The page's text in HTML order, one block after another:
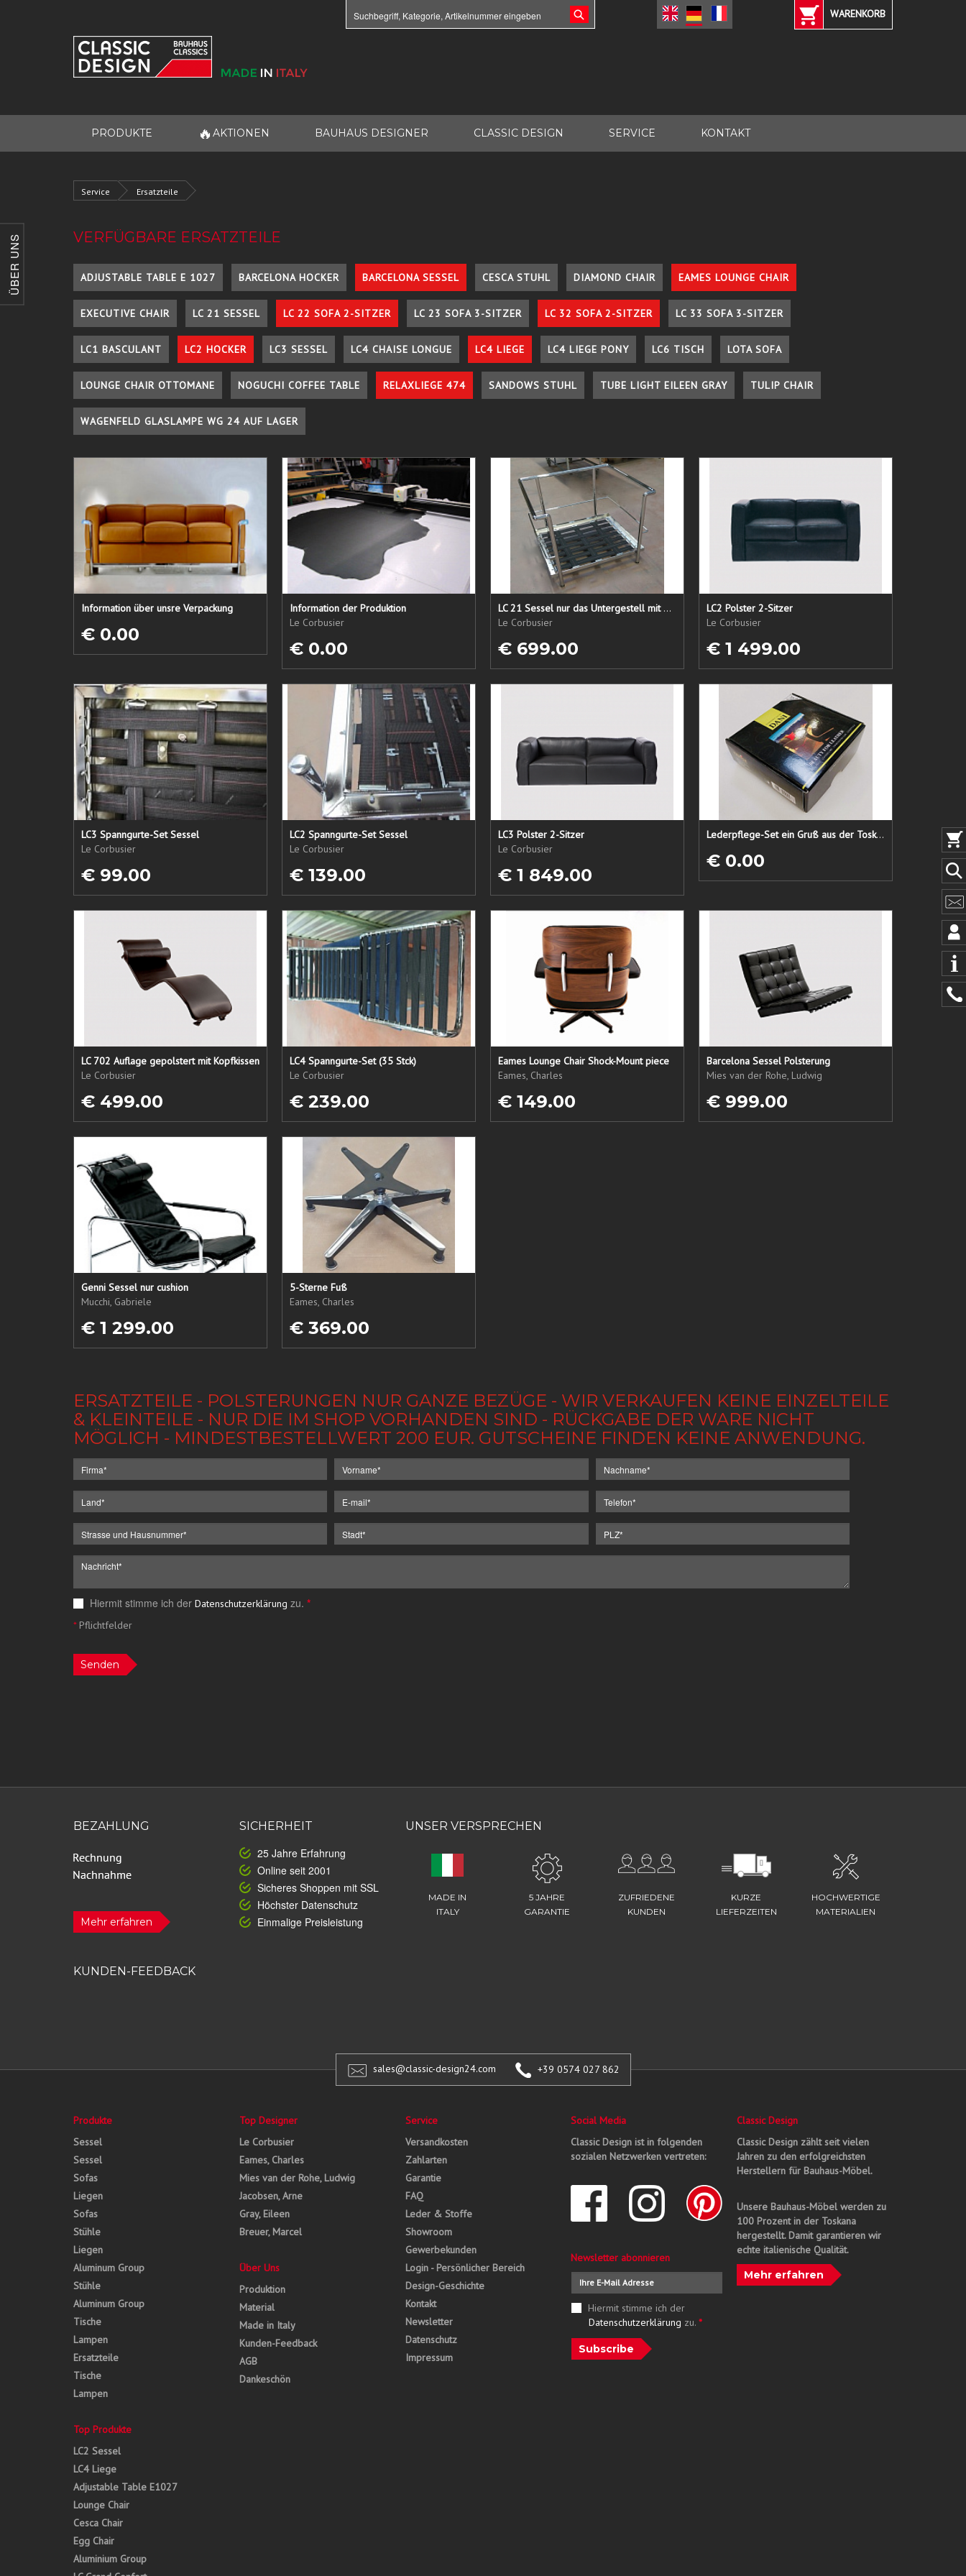
ÜBER UNS
WARENKORB
PRODUKTE 🔥 AKTIONEN BAUHAUS DESIGNER CLASSIC DESIGN SERVICE KONTAKT
Service Ersatzteile
VERFÜGBARE ERSATZTEILE
ADJUSTABLE TABLE E 1027 BARCELONA HOCKER BARCELONA SESSEL CESCA STUHL DIAMOND CHAIR EAMES LOUNGE CHAIR
EXECUTIVE CHAIR LC 21 SESSEL LC 22 SOFA 2-SITZER LC 23 SOFA 3-SITZER LC 32 SOFA 2-SITZER LC 33 SOFA 3-SITZER
LC1 BASCULANT LC2 HOCKER LC3 SESSEL LC4 CHAISE LONGUE LC4 LIEGE LC4 LIEGE PONY LC6 TISCH LOTA SOFA
LOUNGE CHAIR OTTOMANE NOGUCHI COFFEE TABLE RELAXLIEGE 474 SANDOWS STUHL TUBE LIGHT EILEEN GRAY TULIP CHAIR
WAGENFELD GLASLAMPE WG 24 AUF LAGER
Information über unsre Verpackung
€ 0.00
Information der Produktion
Le Corbusier
€ 0.00
LC 21 Sessel nur das Untergestell mit elastischen Straps
Le Corbusier
€ 699.00
LC2 Polster 2-Sitzer
Le Corbusier
€ 1 499.00
LC3 Spanngurte-Set Sessel
Le Corbusier
€ 99.00
LC2 Spanngurte-Set Sessel
Le Corbusier
€ 139.00
LC3 Polster 2-Sitzer
Le Corbusier
€ 1 849.00
Lederpflege-Set ein Gruß aus der Toskana...
€ 0.00
LC 702 Auflage gepolstert mit Kopfkissen
Le Corbusier
€ 499.00
LC4 Spanngurte-Set (35 Stck)
Le Corbusier
€ 239.00
Eames Lounge Chair Shock-Mount piece
Eames, Charles
€ 149.00
Barcelona Sessel Polsterung
Mies van der Rohe, Ludwig
€ 999.00
Genni Sessel nur cushion
Mucchi, Gabriele
€ 1 299.00
5-Sterne Fuß
Eames, Charles
€ 369.00
ERSATZTEILE - POLSTERUNGEN NUR GANZE BEZÜGE - WIR VERKAUFEN KEINE EINZELTEILE
& KLEINTEILE - NUR DIE IM SHOP VORHANDEN SIND - RÜCKGABE DER WARE NICHT
MÖGLICH - MINDESTBESTELLWERT 200 EUR. GUTSCHEINE FINDEN KEINE ANWENDUNG.
Hiermit stimme ich der Datenschutzerklärung zu. *
*Pflichtfelder
Senden
BEZAHLUNG
Mehr erfahren
SICHERHEIT
25 Jahre Erfahrung
Online seit 2001
Sicheres Shoppen mit SSL
Höchster Datenschutz
Einmalige Preisleistung
UNSER VERSPRECHEN
MADE IN
ITALY
5 JAHRE
GARANTIE
ZUFRIEDENE
KUNDEN
KURZE
LIEFERZEITEN
HOCHWERTIGE
MATERIALIEN
KUNDEN-FEEDBACK
sales@classic-design24.com +39 0574 027 862
Produkte
Sessel
Sessel
Sofas
Liegen
Sofas
Stühle
Liegen
Aluminum Group
Stühle
Aluminum Group
Tische
Lampen
Ersatzteile
Tische
Lampen
Top Produkte
LC2 Sessel
LC4 Liege
Adjustable Table E1027
Lounge Chair
Cesca Chair
Egg Chair
Aluminium Group
Top Designer
Le Corbusier
Eames, Charles
Mies van der Rohe, Ludwig
Jacobsen, Arne
Gray, Eileen
Breuer, Marcel
Über Uns
Produktion
Material
Made in Italy
Kunden-Feedback
AGB
Dankeschön
Service
Versandkosten
Zahlarten
Garantie
FAQ
Leder & Stoffe
Showroom
Gewerbekunden
Login - Persönlicher Bereich
Design-Geschichte
Kontakt
Newsletter
Datenschutz
Impressum
Social Media
Classic Design ist in folgenden
sozialen Netzwerken vertreten:
Newsletter abonnieren
Hiermit stimme ich der
Datenschutzerklärung zu. *
Subscribe
Classic Design
Classic Design zählt seit vielen
Jahren zu den erfolgreichsten
Herstellern für Bauhaus-Möbel.
Unsere Bauhaus-Möbel werden zu
100 Prozent in der Toskana
hergestellt. Damit garantieren wir
echte italienische Qualität.
Mehr erfahren